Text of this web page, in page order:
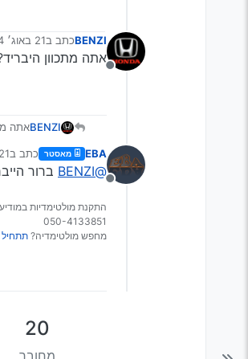
מנותק
BENZIכתב ב21 באוג׳ 2024, 18:23
נערך
אתה מתכוון
BENZIאתה
מנותק
EBA מאסטר כתב ב21 באוג׳ 2024, 19:14
@BENZI ברור
התקנת מולטימדיות
050-4133851
מחפש מולטימדיה?תתחיל
20